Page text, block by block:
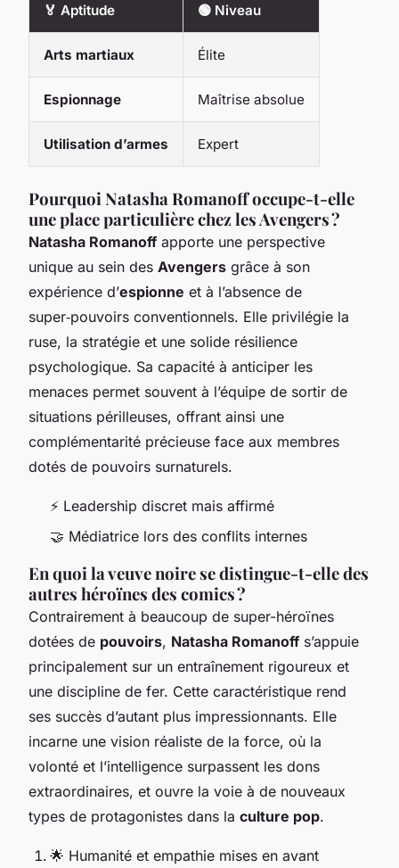
🏅 Aptitude 🟢 Niveau
Arts martiaux Élite
Espionnage Maîtrise absolue
Utilisation d’armes Expert
Pourquoi Natasha Romanoff occupe-t-elle
une place particulière chez les Avengers ?
Natasha Romanoffapporte une perspective
unique au sein des Avengers grâce à son
expérience d’espionne et à l’absence de
super‑pouvoirs conventionnels. Elle privilégie la
ruse, la stratégie et une solide résilience
psychologique. Sa capacité à anticiper les
menaces permet souvent à l’équipe de sortir de
situations périlleuses, offrant ainsi une
complémentarité précieuse face aux membres
dotés de pouvoirs surnaturels.
⚡ Leadership discret mais affirmé
🤝 Médiatrice lors des conflits internes
En quoi la veuve noire se distingue-t-elle des
autres héroïnes des comics ?
Contrairement à beaucoup de super-héroïnes
dotées de pouvoirs, Natasha Romanoffs’appuie
principalement sur un entraînement rigoureux et
une discipline de fer. Cette caractéristique rend
ses succès d’autant plus impressionnants. Elle
incarne une vision réaliste de la force, où la
volonté et l’intelligence surpassent les dons
extraordinaires, et ouvre la voie à de nouveaux
types de protagonistes dans la culture pop.
🌟 Humanité et empathie mises en avant